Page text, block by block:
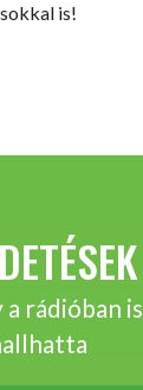
is!
rádióban is